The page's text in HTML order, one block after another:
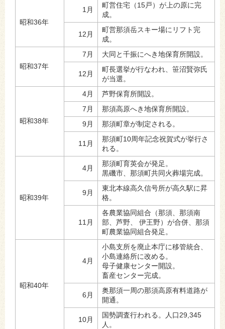
昭和36年
1月
町営住宅（15戸）が上の原に完
成。
12月
町営那須岳スキー場にリフト完
成。
昭和37年
7月 大同と千振にへき地保育所開設。
12月
町長選挙が行なわれ、笹沼賢弥氏
が当選。
昭和38年
4月
芦野保育所開設。
7月
那須高原へき地保育所開設。
9月
那須町章が制定される。
11月
那須町10周年記念祝賀式が挙行さ
れる。
昭和39年
4月
那須町育英会が発足。
黒磯市、那須町共同火葬場完成。
9月
東北本線高久信号所が高久駅に昇
格。
11月
各農業協同組合（那須、那須南
部、芦野、 伊王野）が合併、那須
町農業協同組合発足。
昭和40年
4月
小島支所を廃止本庁に移管統合、
小島連絡所に改める。
母子健康センター開設。
畜産センター完成。
6月
奥那須一周の那須高原有料道路が
開通。
10月
国勢調査行われる。人口29,345
人。